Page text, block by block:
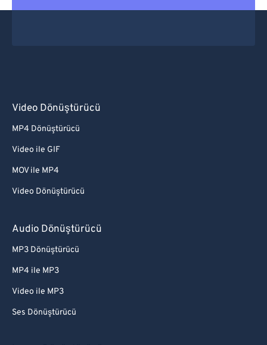
Video Dönüştürücü
MP4 Dönüştürücü
Video ile GIF
MOV ile MP4
Video Dönüştürücü
Audio Dönüştürücü
MP3 Dönüştürücü
MP4 ile MP3
Video ile MP3
Ses Dönüştürücü